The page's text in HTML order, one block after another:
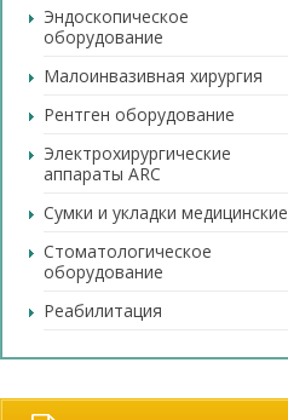
Эндоскопическое
оборудование
Малоинвазивная хирургия
Рентген оборудование
Электрохирургические
аппараты ARC
Сумки и укладки медицинские
Стоматологическое
оборудование
Реабилитация